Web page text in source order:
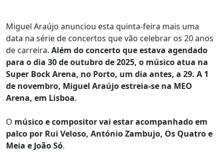
Miguel Araújo anunciou esta quinta-feira mais uma
data na série de concertos que vão celebrar os 20 anos
de carreira. Além do concerto que estava agendado
para o dia 30 de outubro de 2025, o músico atua na
Super Bock Arena, no Porto, um dia antes, a 29. A 1
de novembro, Miguel Araújo estreia-se na MEO
Arena, em Lisboa.
O músico e compositor vai estar acompanhado em
palco por Rui Veloso, António Zambujo, Os Quatro e
Meia e João Só.